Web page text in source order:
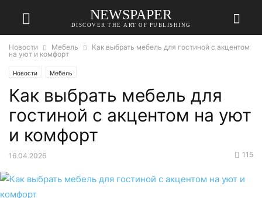
NEWSPAPER
DISCOVER THE ART OF PUBLISHING
Новости Мебель
Как выбрать мебель для гостиной с акцентом
на уют и комфорт
Новости Мебель
Как выбрать мебель для
гостиной с акцентом на уют
и комфорт
16.04.2026 115